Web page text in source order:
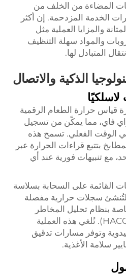
المضاءة من الخلف من
الخدمة المزدحمة. إن أكثر
والمزايا العملية مثل
والمواد سهلة التنظيف
المتبادل لها.
الذكية والاتصال
قياس حرارة الطعام الرقمية
فاي، مما يمكّن من تسجيل
في الوقت الفعلي. تسمح هذه
بتتبع قراءات الحرارة عبر
مع تنبيهات فورية عند أي
القائمة على السحابة بسلاسة
لتُنشئ سجلات حرارية مفصلة
بنظام تحليل المخاطر
ونقطة التحكم الحرجة (HACCP). تُلغي هذه العملية
وتوفر مسارات تدقيق
سلامة الأغذية.